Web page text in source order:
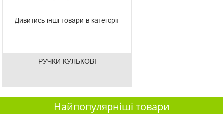
Дивитись інші товари в категорії
РУЧКИ КУЛЬКОВІ
Найпопулярніші товари